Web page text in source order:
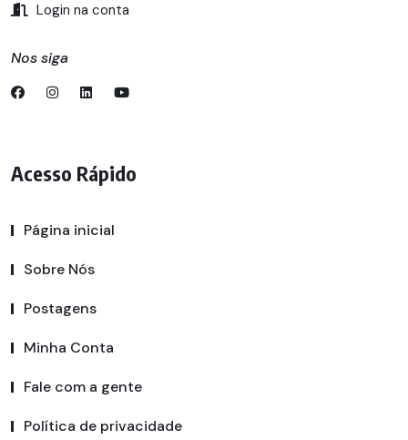
Login na conta
Nos siga
Acesso Rápido
Página inicial
Sobre Nós
Postagens
Minha Conta
Fale com a gente
Política de privacidade